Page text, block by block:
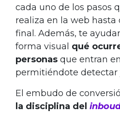
cada uno de los pasos
realiza en la web
final. Además, te
forma visual qué
personas que entran
permitiéndote detectar
El embudo de
la disciplina del